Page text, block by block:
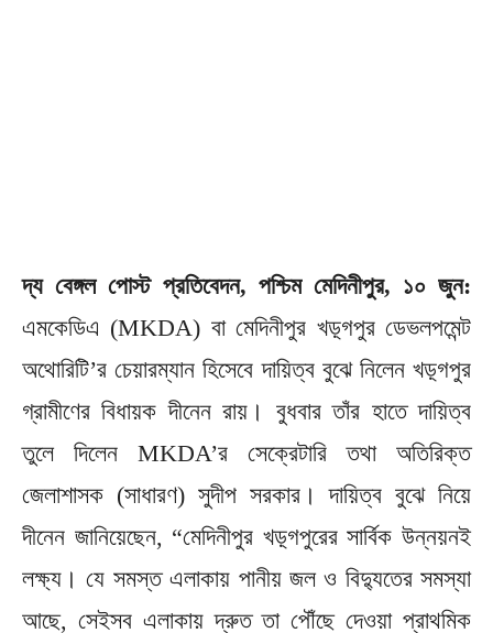
দ্য বেঙ্গল পোস্ট প্রতিবেদন, পশ্চিম মেদিনীপুর, ১০ জুন:
এমকেডিএ (MKDA) বা মেদিনীপুর খড়্গপুর ডেভলপমেন্ট
অথোরিটি’র চেয়ারম্যান হিসেবে দায়িত্ব বুঝে নিলেন খড়্গপুর
গ্রামীণের বিধায়ক দীনেন রায়। বুধবার তাঁর হাতে দায়িত্ব
তুলে দিলেন MKDA’র সেক্রেটারি তথা অতিরিক্ত
জেলাশাসক (সাধারণ) সুদীপ সরকার। দায়িত্ব বুঝে নিয়ে
দীনেন জানিয়েছেন, “মেদিনীপুর খড়্গপুরের সার্বিক উন্নয়নই
লক্ষ্য। যে সমস্ত এলাকায় পানীয় জল ও বিদ্যুতের সমস্যা
আছে, সেইসব এলাকায় দ্রুত তা পৌঁছে দেওয়া প্রাথমিক